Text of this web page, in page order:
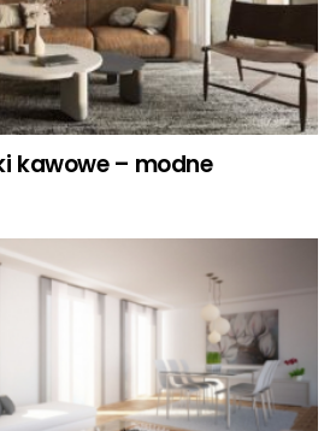
kawowe – modne